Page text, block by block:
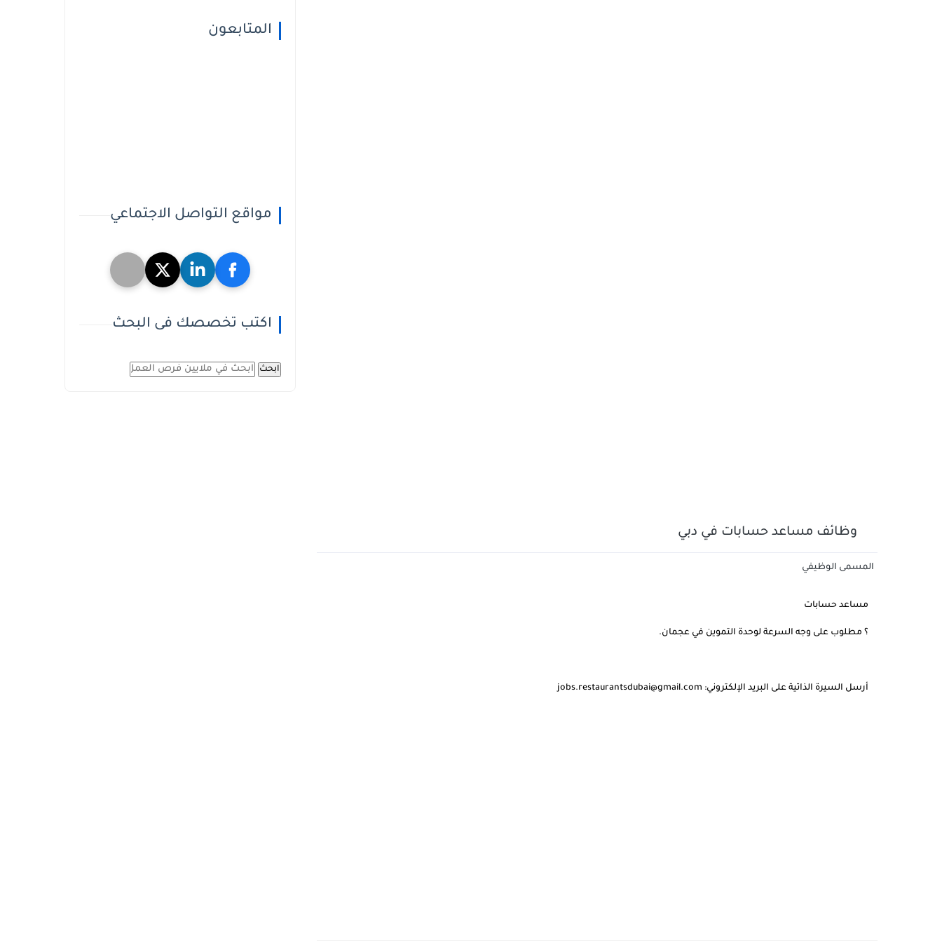
وظائف مساعد حسابات في دبي
المسمى الوظيفي
مساعد حسابات
؟ مطلوب على وجه السرعة لوحدة التموين في عجمان.
أرسل السيرة الذاتية على البريد الإلكتروني: jobs.restaurantsdubai@gmail.com
المتابعون
مواقع التواصل الاجتماعي
اكتب تخصصك فى البحث
ابحث